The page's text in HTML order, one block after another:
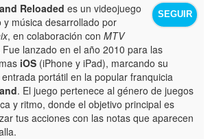
SEGUIR
Reloaded es un videojuego
y música desarrollado por
, en colaboración conMTV
Fue lanzado en el año 2010 para las
iOS (iPhone y iPad), marcando su
portátil en la popular franquicia
. El juego pertenece al género de juegos
y ritmo, donde el objetivo principal es
tus acciones con las notas que aparecen